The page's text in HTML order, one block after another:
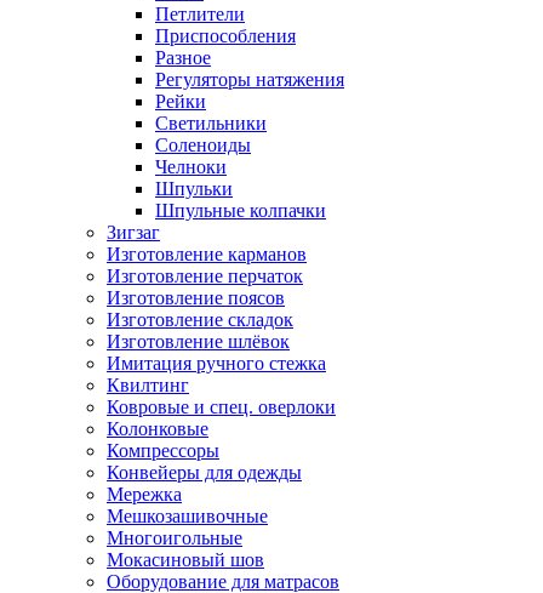
Петлители
Приспособления
Разное
Регуляторы натяжения
Рейки
Светильники
Соленоиды
Челноки
Шпульки
Шпульные колпачки
Зигзаг
Изготовление карманов
Изготовление перчаток
Изготовление поясов
Изготовление складок
Изготовление шлёвок
Имитация ручного стежка
Квилтинг
Ковровые и спец. оверлоки
Колонковые
Компрессоры
Конвейеры для одежды
Мережка
Мешкозашивочные
Многоигольные
Мокасиновый шов
Оборудование для матрасов